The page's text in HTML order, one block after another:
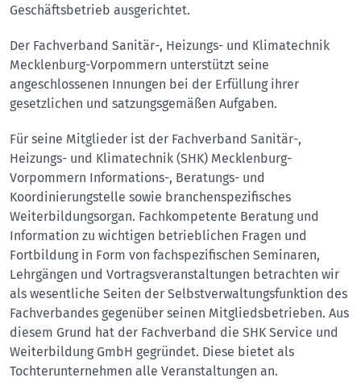
Geschäftsbetrieb ausgerichtet.
Der Fachverband Sanitär-, Heizungs- und Klimatechnik
Mecklenburg-Vorpommern unterstützt seine
angeschlossenen Innungen bei der Erfüllung ihrer
gesetzlichen und satzungsgemäßen Aufgaben.
Für seine Mitglieder ist der Fachverband Sanitär-,
Heizungs- und Klimatechnik (SHK) Mecklenburg-
Vorpommern Informations-, Beratungs- und
Koordinierungstelle sowie branchenspezifisches
Weiterbildungsorgan. Fachkompetente Beratung und
Information zu wichtigen betrieblichen Fragen und
Fortbildung in Form von fachspezifischen Seminaren,
Lehrgängen und Vortragsveranstaltungen betrachten wir
als wesentliche Seiten der Selbstverwaltungsfunktion des
Fachverbandes gegenüber seinen Mitgliedsbetrieben. Aus
diesem Grund hat der Fachverband die SHK Service und
Weiterbildung GmbH gegründet. Diese bietet als
Tochterunternehmen alle Veranstaltungen an.